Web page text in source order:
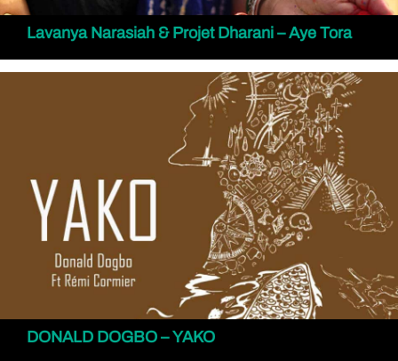
Lavanya Narasiah & Projet Dharani – Aye Tora
DONALD DOGBO – YAKO